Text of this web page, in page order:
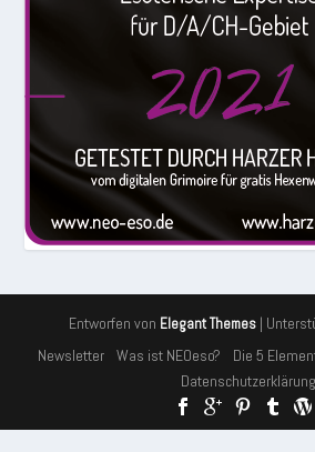
Entworfen von Elegant Themes|
Newsletter Was ist NEOeso? Die 5
Datenschutzerklärung